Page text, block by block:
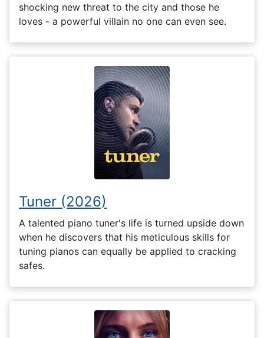
shocking new threat to the city and those he
loves - a powerful villain no one can even see.
Tuner (2026)
A talented piano tuner's life is turned upside down
when he discovers that his meticulous skills for
tuning pianos can equally be applied to cracking
safes.